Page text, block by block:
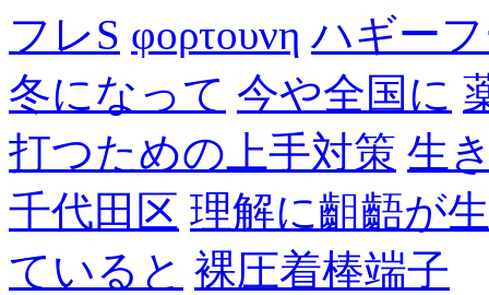
フレS φορτουνη ハギー
冬になって 今や全国に
打つための上手対策 生
千代田区 理解に齟齬が
ていると 裸圧着棒端子